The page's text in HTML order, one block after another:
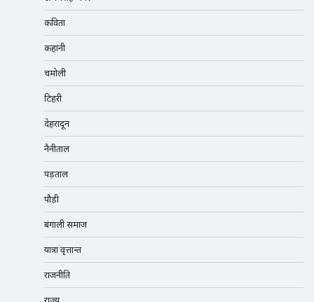
कविता
कहानी
चमोली
टिहरी
देहरादून
नैनीताल
पड़ताल
पौड़ी
बंगाली समाज
यात्रा वृत्तान्त
राजनीति